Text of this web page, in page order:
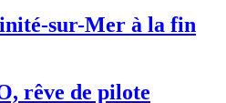
sur-Mer à la fin
rêve de pilote